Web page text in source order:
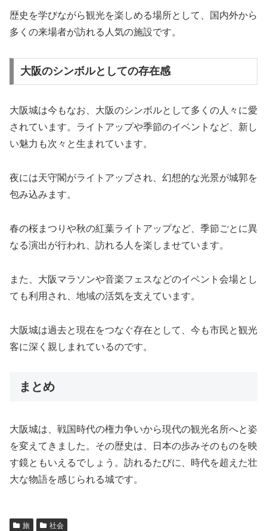
歴史を学びながら観光を楽しめる場所として、国内外から
多くの来場者が訪れる人気の施設です。
大阪のシンボルとしての存在感
大阪城は今もなお、大阪のシンボルとして多くの人々に愛
されています。ライトアップや季節のイベントなど、新し
い魅力も次々と生まれています。
夜には天守閣がライトアップされ、幻想的な光景が城郭を
包み込みます。
春の桜まつりや秋の紅葉ライトアップなど、季節ごとに異
なる演出が行われ、訪れる人を楽しませています。
また、大阪マラソンや音楽フェスなどのイベント会場とし
ても利用され、地域の活気を支えています。
大阪城は過去と現在をつなぐ存在として、今も市民と観光
客に深く親しまれているのです。
まとめ
大阪城は、戦国時代の権力争いから現代の観光名所へと姿
を変えてきました。その歴史は、日本の歩みそのものを映
す鏡ともいえるでしょう。訪れるたびに、時代を超えた壮
大な物語を感じられる城です。
旅 社会